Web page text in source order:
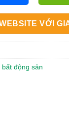
VỚI
bất động sản